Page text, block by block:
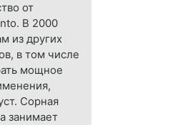
от
В 2000
из других
в том числе
мощное
Сорная
занимает